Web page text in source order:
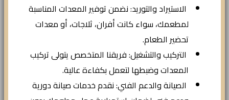
الاستيراد والتوريد: نضمن توفير المعدات المناسبة
لمطعمك، سواء كانت أفران، ثلاجات، أو معدات
تحضير الطعام.
التركيب والتشغيل: فريقنا المتخصص يتولى تركيب
المعدات وضبطها لتعمل بكفاءة عالية.
الصيانة والدعم الفني: نقدم خدمات صيانة دورية